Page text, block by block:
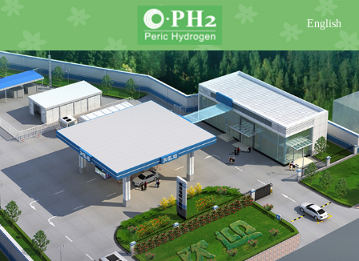
English